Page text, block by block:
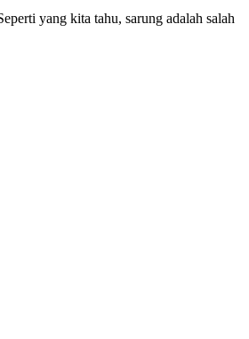
yang kita tahu, sarung adalah salah